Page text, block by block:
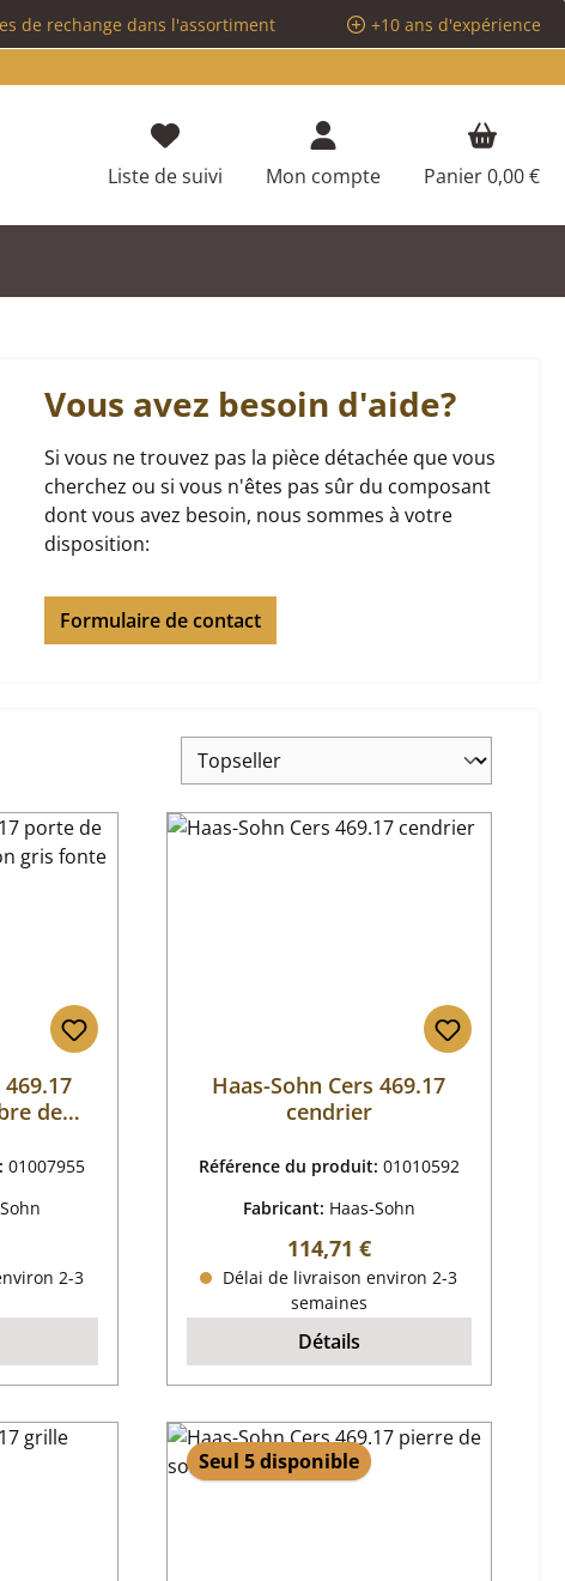
de rechange dans l'assortiment
+10 ans d'expérience
Liste de suivi Vous avez 0 articles dans votre liste
Mon compte Panier0,00 €
Vous avez besoin d'aide?
Si vous ne trouvez pas la pièce détachée que vous
cherchez ou si vous n'êtes pas sûr du composant
dont vous avez besoin, nous sommes à votre
disposition:
Formulaire de contact
de
01007955
:
2-3
Haas-Sohn Cers 469.17
cendrier
Référence du produit: 01010592
Fabricant: Haas-Sohn
Prix régulier :
114,71 €
Délai de livraison environ 2-3
semaines
Détails
Seul 5 disponible